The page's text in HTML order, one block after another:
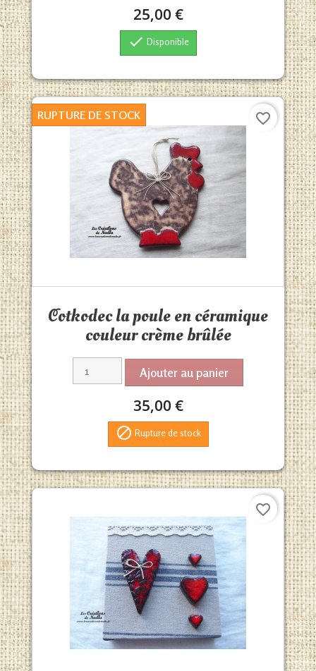
25,00 €
 Disponible
Cotkodec la poule en céramique
couleur crème brûlée
Ajouter au panier
35,00 €
 Rupture de stock
RUPTURE DE STOCK favorite_border
favorite_border